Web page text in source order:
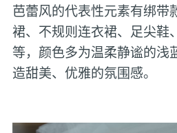
芭蕾风的代表性元素有绑带
裙、不规则连衣裙、足尖鞋
等，颜色多为温柔静谧的浅
造甜美、优雅的氛围感。